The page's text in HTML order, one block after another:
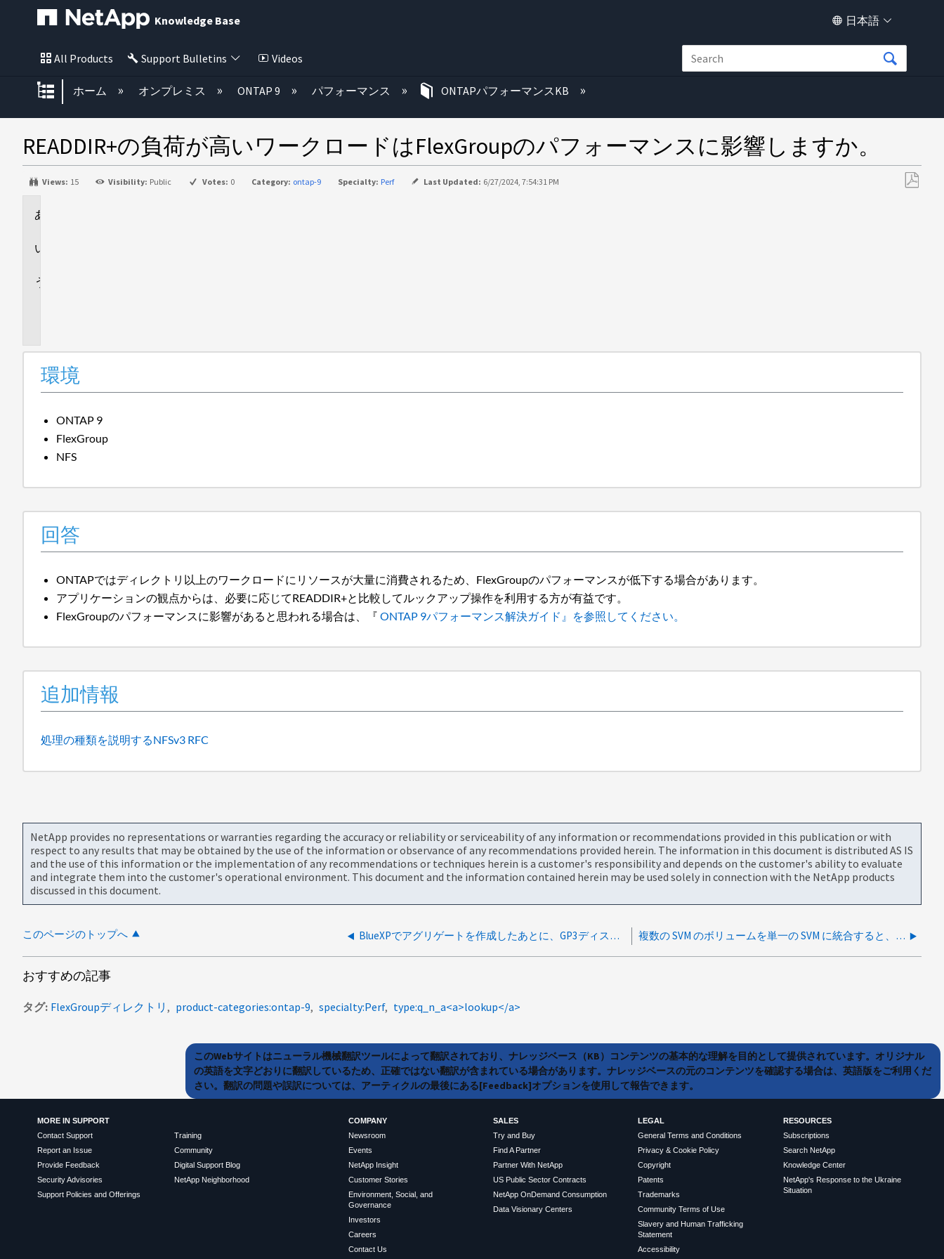
Knowledge Base 日本語
All Products Support Bulletins Videos
グローバル階層を展開/折りたたむ
ホーム オンプレミス ONTAP 9 パフォーマンス ONTAPパフォーマンスKB
READDIR+の負荷が高いワークロードはFlexGroupのパフォーマンスに影響しますか。
Views: 15 Visibility: Public Votes: 0 Category: ontap-9 Specialty: Perf Last Updated: 6/27/2024, 7:54:31 PM
環境
ONTAP 9
FlexGroup
NFS
回答
ONTAPではディレクトリ以上のワークロードにリソースが大量に消費されるため、FlexGroupのパフォーマンスが低下する場合があります。
アプリケーションの観点からは、必要に応じてREADDIR+と比較してルックアップ操作を利用する方が有益です。
FlexGroupのパフォーマンスに影響があると思われる場合は、『ONTAP 9パフォーマンス解決ガイド』を参照してください。
追加情報
処理の種類を説明するNFSv3 RFC
NetApp provides no representations or warranties regarding the accuracy or reliability or serviceability of any information or recommendations provided in this publication or with
respect to any results that may be obtained by the use of the information or observance of any recommendations provided herein. The information in this document is distributed AS IS
and the use of this information or the implementation of any recommendations or techniques herein is a customer's responsibility and depends on the customer's ability to evaluate
and integrate them into the customer's operational environment. This document and the information contained herein may be used solely in connection with the NetApp products
discussed in this document.
このページのトップへ BlueXPでアグリゲートを作成したあとに、GP3ディスクのIOPSとスループットを変更できますか。 複数の SVM のボリュームを単一の SVM に統合すると、パフォーマンスに影響が出る可能性がありますか？
おすすめの記事
タグ FlexGroupディレクトリ product-categories:ontap-9 specialty:Perf type:q_n_a<a>lookup</a>
このWebサイトはニューラル機械翻訳ツールによって翻訳されており、ナレッジベース（KB）コンテンツの基本的な理解を目的として提供されています。オリジナル
の英語を文字どおりに翻訳しているため、正確ではない翻訳が含まれている場合があります。ナレッジベースの元のコンテンツを確認する場合は、英語版をご利用くだ
さい。翻訳の問題や誤訳については、アーティクルの最後にある[Feedback]オプションを使用して報告できます。
MORE IN SUPPORT
Contact Support
Report an Issue
Provide Feedback
Security Advisories
Support Policies and Offerings
Training
Community
Digital Support Blog
NetApp Neighborhood
COMPANY
Newsroom
Events
NetApp Insight
Customer Stories
Environment, Social, and
Governance
Investors
Careers
Contact Us
SALES
Try and Buy
Find A Partner
Partner With NetApp
US Public Sector Contracts
NetApp OnDemand Consumption
Data Visionary Centers
LEGAL
General Terms and Conditions
Privacy & Cookie Policy
Copyright
Patents
Trademarks
Community Terms of Use
Slavery and Human Trafficking
Statement
Accessibility
RESOURCES
Subscriptions
Search NetApp
Knowledge Center
NetApp's Response to the Ukraine
Situation